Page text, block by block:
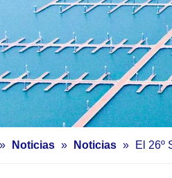
» Noticias » Noticias » El 26º